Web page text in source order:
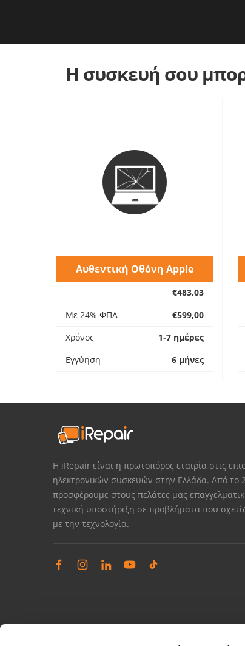
Η συσκευή σου
Αυθεντική Οθόνη Apple
€483,03
Με 24% ΦΠΑ
€599,00
Χρόνος
1-7 ημέρες
Εγγύηση
6 μήνες
Η iRepair είναι η πρωτοπόρος εταιρία στις
ηλεκτρονικών συσκευών στην Ελλάδα. Από το
προσφέρουμε στους πελάτες μας
τεχνική υποστήριξη σε προβλήματα που
με την τεχνολογία.